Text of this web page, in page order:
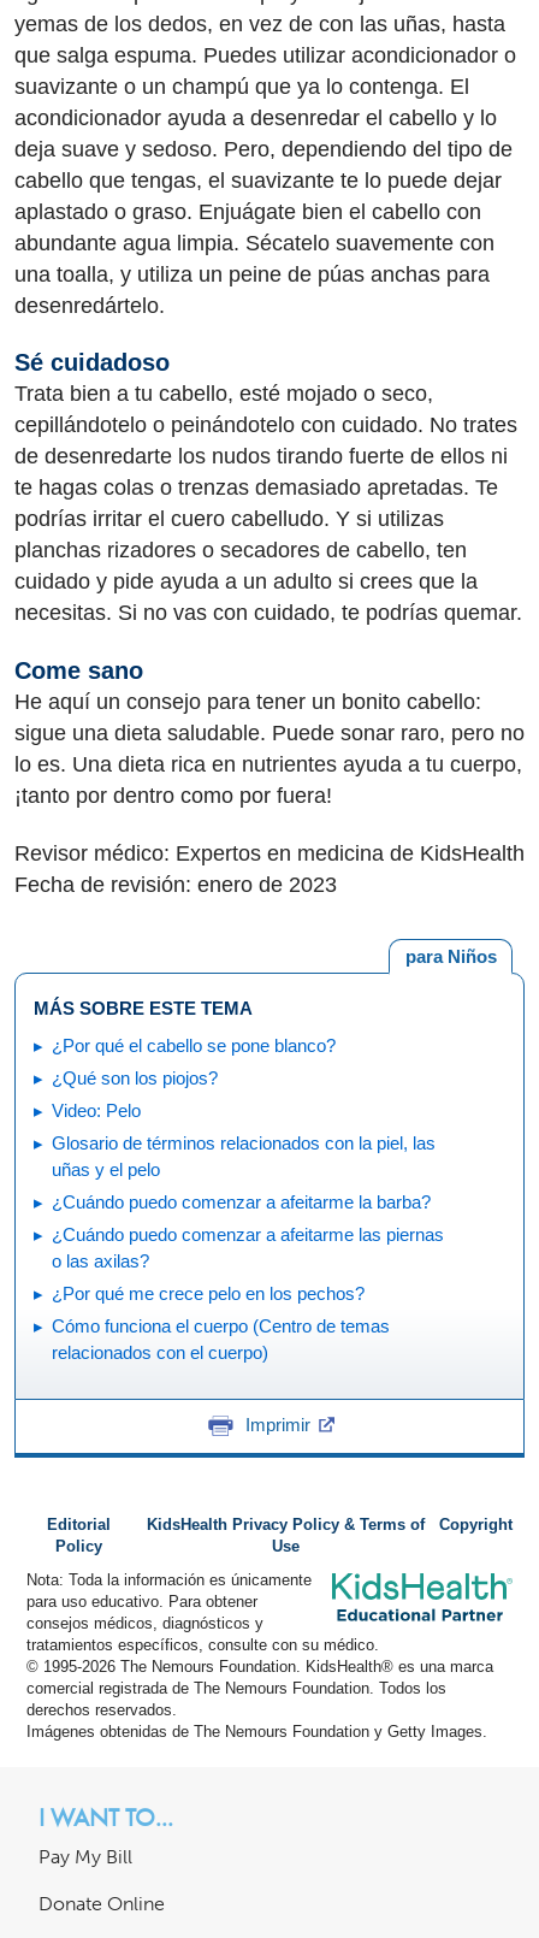
yemas de los dedos, en vez de con las uñas, hasta
que salga espuma. Puedes utilizar acondicionador o
suavizante o un champú que ya lo contenga. El
acondicionador ayuda a desenredar el cabello y lo
deja suave y sedoso. Pero, dependiendo del tipo de
cabello que tengas, el suavizante te lo puede dejar
aplastado o graso. Enjuágate bien el cabello con
abundante agua limpia. Sécatelo suavemente con
una toalla, y utiliza un peine de púas anchas para
desenredártelo.
Sé cuidadoso
Trata bien a tu cabello, esté mojado o seco,
cepillándotelo o peinándotelo con cuidado. No trates
de desenredarte los nudos tirando fuerte de ellos ni
te hagas colas o trenzas demasiado apretadas. Te
podrías irritar el cuero cabelludo. Y si utilizas
planchas rizadores o secadores de cabello, ten
cuidado y pide ayuda a un adulto si crees que la
necesitas. Si no vas con cuidado, te podrías quemar.
Come sano
He aquí un consejo para tener un bonito cabello:
sigue una dieta saludable. Puede sonar raro, pero no
lo es. Una dieta rica en nutrientes ayuda a tu cuerpo,
¡tanto por dentro como por fuera!
Revisor médico: Expertos en medicina de KidsHealth
Fecha de revisión: enero de 2023
para Niños
MÁS SOBRE ESTE TEMA
¿Por qué el cabello se pone blanco?
¿Qué son los piojos?
Video: Pelo
Glosario de términos relacionados con la piel, las
uñas y el pelo
¿Cuándo puedo comenzar a afeitarme la barba?
¿Cuándo puedo comenzar a afeitarme las piernas
o las axilas?
¿Por qué me crece pelo en los pechos?
Cómo funciona el cuerpo (Centro de temas
relacionados con el cuerpo)
Imprimir
Editorial
Policy
KidsHealth Privacy Policy & Terms of
Use
Copyright
Nota: Toda la información es únicamente
para uso educativo. Para obtener
consejos médicos, diagnósticos y
tratamientos específicos, consulte con su médico.
© 1995-2026 The Nemours Foundation. KidsHealth® es una marca
comercial registrada de The Nemours Foundation. Todos los
derechos reservados.
Imágenes obtenidas de The Nemours Foundation y Getty Images.
I WANT TO...
Pay My Bill
Donate Online